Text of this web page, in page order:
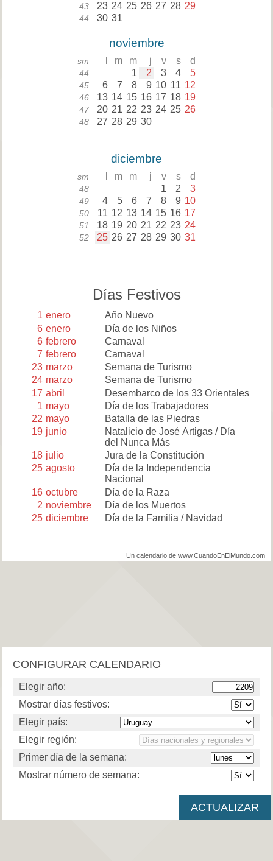
43 23 24 25 26 27 28 29
44 30 31
noviembre
sm m m j v s d
44 1 2 3 4 5
45 6 7 8 9 10 11 12
46 13 14 15 16 17 18 19
47 20 21 22 23 24 25 26
48 27 28 29 30
diciembre
sm m m j v s d
48 1 2 3
49 4 5 6 7 8 9 10
50 11 12 13 14 15 16 17
51 18 19 20 21 22 23 24
52 25 26 27 28 29 30 31
Días Festivos
1 enero
Año Nuevo
6 enero
Día de los Niños
6 febrero
Carnaval
7 febrero
Carnaval
23 marzo
Semana de Turismo
24 marzo
Semana de Turismo
17 abril
Desembarco de los 33 Orientales
1 mayo
Día de los Trabajadores
22 mayo
Batalla de las Piedras
19 junio
Natalicio de José Artigas / Día
del Nunca Más
18 julio
Jura de la Constitución
25 agosto
Día de la Independencia
Nacional
16 octubre
Día de la Raza
2 noviembre
Día de los Muertos
25 diciembre Día de la Familia / Navidad
Un calendario de www.CuandoEnElMundo.com
CONFIGURAR CALENDARIO
Elegir año:
Mostrar días festivos:
Elegir país:
Elegir región:
Primer día de la semana:
Mostrar número de semana: